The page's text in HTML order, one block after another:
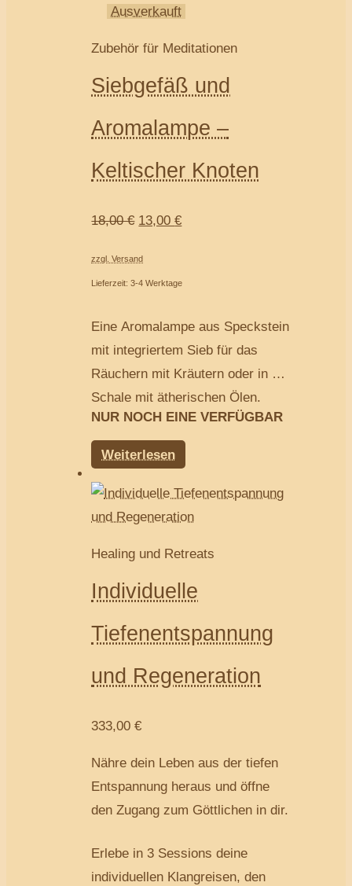
Ausverkauft
Zubehör für Meditationen
Siebgefäß und
Aromalampe –
Keltischer Knoten
18,00€ 13,00€
zzgl. Versand
Lieferzeit: 3-4 Werktage
Eine Aromalampe aus Speckstein
mit integriertem Sieb für das
Räuchern mit Kräutern oder in der
Schale mit ätherischen Ölen.
NUR NOCH EINE VERFÜGBAR
Weiterlesen
Healing und Retreats
Individuelle
Tiefenentspannung
und Regeneration
333,00€
Nähre dein Leben aus der tiefen
Entspannung heraus und öffne
den Zugang zum Göttlichen in dir.
Erlebe in 3 Sessions deine
individuellen Klangreisen, den